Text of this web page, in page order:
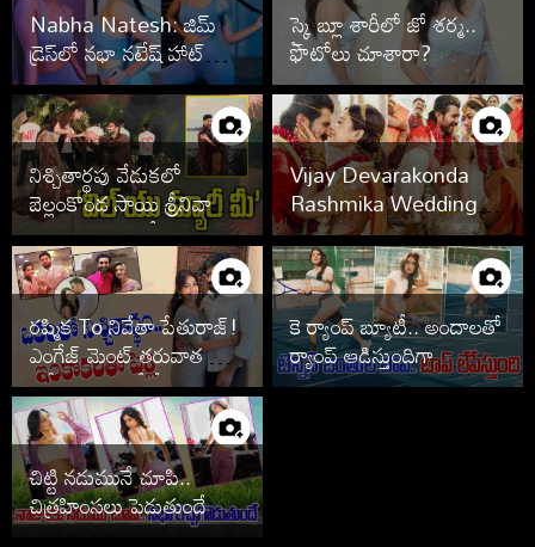
Nabha Natesh: జిమ్
డ్రెస్‌లో నభా నటేష్ హాట్
హాట్‌గా.. పిక్స్ వైరల్!
స్కై బ్లూ శారీలో జో శర్మ..
ఫొటోలు చూశారా?
నిశ్చితార్థపు వేడుకలో
బెల్లంకొండ సాయి శ్రీనివాస్,
కావ్య రెడ్డి.. ఫొటోలు వైరల్
Vijay Devarakonda
Rashmika Wedding
Photos
రష్మిక To నివేతా పేతురాజ్!
ఎంగేజ్ మెంట్ తరువాత పెళ్లి
ఆపేసిన స్టార్స్ వీరే
కె ర్యాంప్ బ్యూటీ.. అందాలతో
ర్యాంప్ ఆడిస్తుందిగా
చిట్టి నడుమునే చూపి..
చిత్రహింసలు పెడుతుందే